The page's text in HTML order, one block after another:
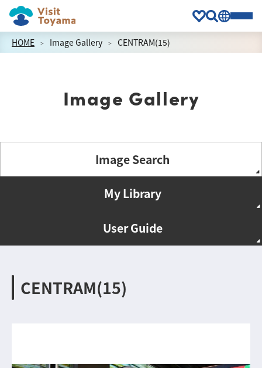
HOME Image Gallery CENTRAM(15)
Image Gallery
Image Search
My Library
User Guide
CENTRAM(15)